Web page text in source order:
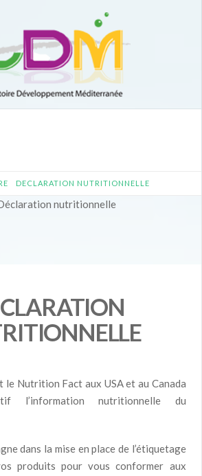
DECLARATION NUTRITIONNELLE
nutritionnelle
le Nutrition Fact aux USA et au Canada
l’information nutritionnelle du
dans la mise en place de l’étiquetage
produits pour vous conformer aux